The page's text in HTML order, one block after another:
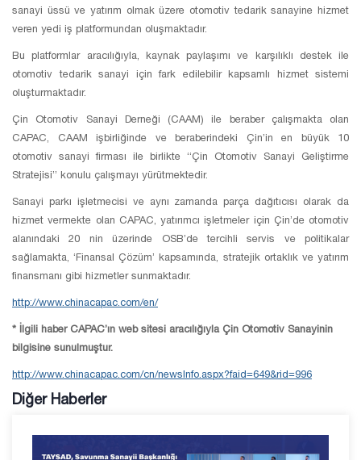
sanayi üssü ve yatırım olmak üzere otomotiv tedarik sanayine hizmet
veren yedi iş platformundan oluşmaktadır.
Bu platformlar aracılığıyla, kaynak paylaşımı ve karşılıklı destek ile
otomotiv tedarik sanayi için fark edilebilir kapsamlı hizmet sistemi
oluşturmaktadır.
Çin Otomotiv Sanayi Derneği (CAAM) ile beraber çalışmakta olan
CAPAC, CAAM işbirliğinde ve beraberindeki Çin’in en büyük 10
otomotiv sanayi firması ile birlikte “Çin Otomotiv Sanayi Geliştirme
Stratejisi” konulu çalışmayı yürütmektedir.
Sanayi parkı işletmecisi ve aynı zamanda parça dağıtıcısı olarak da
hizmet vermekte olan CAPAC, yatırımcı işletmeler için Çin’de otomotiv
alanındaki 20 nin üzerinde OSB’de tercihli servis ve politikalar
sağlamakta, ‘Finansal Çözüm’ kapsamında, stratejik ortaklık ve yatırım
finansmanı gibi hizmetler sunmaktadır.
http://www.chinacapac.com/en/
* İlgili haber CAPAC’ın web sitesi aracılığıyla Çin Otomotiv Sanayinin
bilgisine sunulmuştur.
http://www.chinacapac.com/cn/newsInfo.aspx?faid=649&rid=996
Diğer Haberler